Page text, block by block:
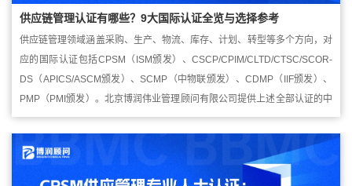
供应链管理认证有哪些？9大国际认证全览与选择参考
供应链管理领域涵盖采购、生产、物流、库存、计划、转型等多个方向，对
应的国际认证包括CPSM（ISM颁发）、CSCP/CPIM/CLTD/CTSC/SCOR-
DS（APICS/ASCM颁发）、SCMP（中物联颁发）、CDMP（IIF颁发）、
PMP（PMI颁发）。北京博润伟业管理顾问有限公司提供上述全部认证的中
文培训服务，适合采购、供应链、物流、生产管理及项目管理...